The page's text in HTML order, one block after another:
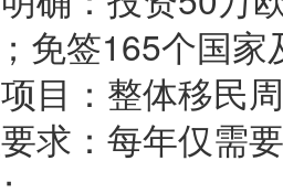
免签165个国家
目：整体移民
求：每年仅需